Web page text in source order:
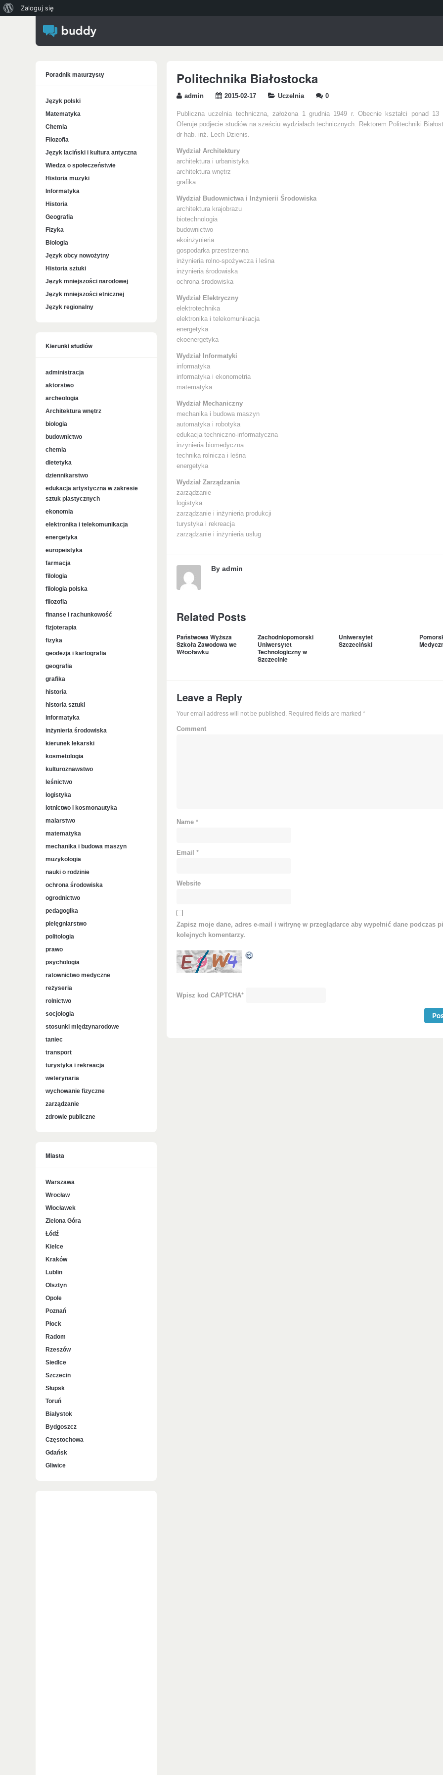
Politechnika Białostocka
admin 2015-02-17 Uczelnia 0
Publiczna uczelnia techniczna, założona 1 grudnia 1949 r. Obecnie kształci ponad 13
Oferuje podjecie studiów na sześciu wydziałach technicznych. Rektorem Politechniki
dr hab. inż. Lech Dzienis.
Wydział Architektury
architektura i urbanistyka
architektura wnętrz
grafika
Wydział Budownictwa i Inżynierii Środowiska
architektura krajobrazu
biotechnologia
budownictwo
ekoinżynieria
gospodarka przestrzenna
inżynieria rolno-spożywcza i leśna
inżynieria środowiska
ochrona środowiska
Wydział Elektryczny
elektrotechnika
elektronika i telekomunikacja
energetyka
ekoenergetyka
Wydział Informatyki
informatyka
informatyka i ekonometria
matematyka
Wydział Mechaniczny
mechanika i budowa maszyn
automatyka i robotyka
edukacja techniczno-informatyczna
inżynieria biomedyczna
technika rolnicza i leśna
energetyka
Wydział Zarządzania
zarządzanie
logistyka
zarządzanie i inżynieria produkcji
turystyka i rekreacja
zarządzanie i inżynieria usług
By admin
Related Posts
Państwowa Wyższa
Szkoła Zawodowa we
Włocławku
Zachodniopomorski
Uniwersytet
Technologiczny w
Szczecinie
Uniwersytet
Szczeciński
Leave a Reply
Your email address will not be published. Required fields are marked *
Comment
Name *
Email *
Website
Zapisz moje dane, adres e-mail i witrynę w przeglądarce aby wypełnić dane podczas
kolejnych komentarzy.
Wpisz kod CAPTCHA*
Poradnik maturzysty
Język polski
Matematyka
Chemia
Filozofia
Język łaciński i kultura antyczna
Wiedza o społeczeństwie
Historia muzyki
Informatyka
Historia
Geografia
Fizyka
Biologia
Język obcy nowożytny
Historia sztuki
Język mniejszości narodowej
Język mniejszości etnicznej
Język regionalny
Kierunki studiów
administracja
aktorstwo
archeologia
Architektura wnętrz
biologia
budownictwo
chemia
dietetyka
dziennikarstwo
edukacja artystyczna w zakresie
sztuk plastycznych
ekonomia
elektronika i telekomunikacja
energetyka
europeistyka
farmacja
filologia
filologia polska
filozofia
finanse i rachunkowość
fizjoterapia
fizyka
geodezja i kartografia
geografia
grafika
historia
historia sztuki
informatyka
inżynieria środowiska
kierunek lekarski
kosmetologia
kulturoznawstwo
leśnictwo
logistyka
lotnictwo i kosmonautyka
malarstwo
matematyka
mechanika i budowa maszyn
muzykologia
nauki o rodzinie
ochrona środowiska
ogrodnictwo
pedagogika
pielęgniarstwo
politologia
prawo
psychologia
ratownictwo medyczne
reżyseria
rolnictwo
socjologia
stosunki międzynarodowe
taniec
transport
turystyka i rekreacja
weterynaria
wychowanie fizyczne
zarządzanie
zdrowie publiczne
Miasta
Warszawa
Wrocław
Włocławek
Zielona Góra
Łódź
Kielce
Kraków
Lublin
Olsztyn
Opole
Poznań
Płock
Radom
Rzeszów
Siedlce
Szczecin
Słupsk
Toruń
Białystok
Bydgoszcz
Częstochowa
Gdańsk
Gliwice
WordPressie
Zaloguj się